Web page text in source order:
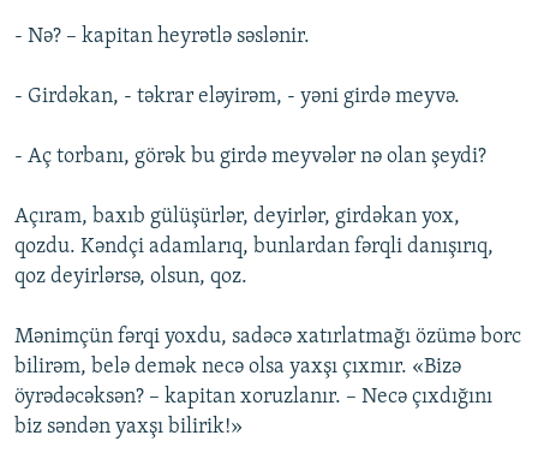
- Nə? – kapitan heyrətlə səslənir.
- Girdəkan, - təkrar eləyirəm, - yəni girdə meyvə.
- Aç torbanı, görək bu girdə meyvələr nə olan şeydi?
Açıram, baxıb gülüşürlər, deyirlər, girdəkan yox,
qozdu. Kəndçi adamlarıq, bunlardan fərqli danışırıq,
qoz deyirlərsə, olsun, qoz.
Mənimçün fərqi yoxdu, sadəcə xatırlatmağı özümə borc
bilirəm, belə demək necə olsa yaxşı çıxmır. «Bizə
öyrədəcəksən? – kapitan xoruzlanır. – Necə çıxdığını
biz səndən yaxşı bilirik!»